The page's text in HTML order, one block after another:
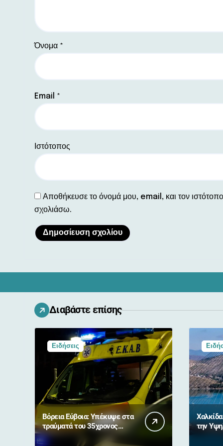
Όνομα *
Email *
Ιστότοπος
Αποθήκευσε το όνομά μου, email, και τον
σχολιάσω.
Διαβάστε επίσης
Ειδήσεις
Βόρεια Εύβοια: Υπέκυψε στα
τραύματά του 35χρονος
μοτοσικλετιστής μετά από
την